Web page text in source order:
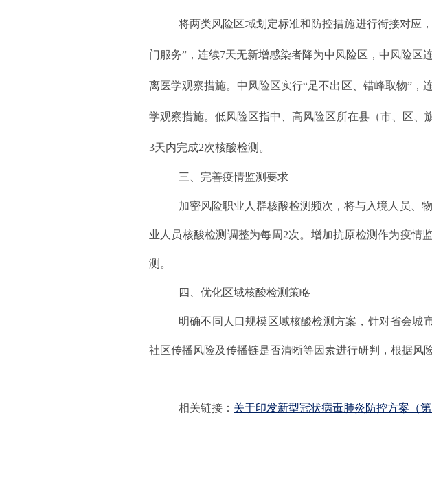
将两类风险区域划定标准和防控措施进行衔接对应
门服务”，连续7天无新增感染者降为中风险区，中风险
离医学观察措施。中风险区实行“足不出区、错峰取物”
学观察措施。低风险区指中、高风险区所在县（市、区、
3天内完成2次核酸检测。
三、完善疫情监测要求
加密风险职业人群核酸检测频次，将与入境人员、
业人员核酸检测调整为每周2次。增加抗原检测作为疫情
测。
四、优化区域核酸检测策略
明确不同人口规模区域核酸检测方案，针对省会城
社区传播风险及传播链是否清晰等因素进行研判，根据风
相关链接： 关于印发新型冠状病毒肺炎防控方案（